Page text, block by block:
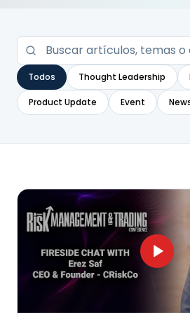
Todos Thought Leadership
Product Update Event